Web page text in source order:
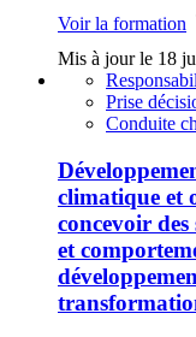
Voir la formation
Mis à jour le 18
Prise
Conduite
climatique et
concevoir des
et